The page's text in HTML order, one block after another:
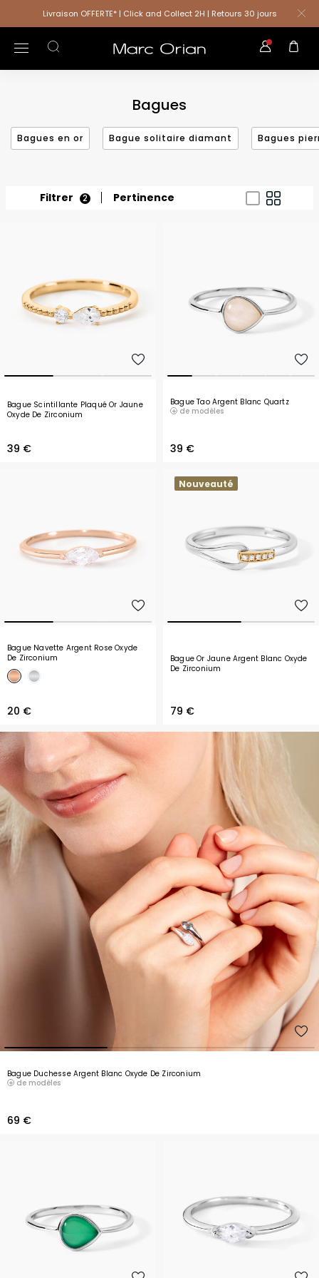
Livraison OFFERTE* | Click and Collect 2H | Retours 30 jours
Bagues
Bagues en or Bague solitaire diamant Bagues
Filtrer 2 Pertinence
Bague Scintillante Plaqué Or Jaune
Oxyde De Zirconium
39 €
Bague Tao Argent Blanc Quartz
de modèles
39 €
Bague Navette Argent Rose Oxyde
De Zirconium
20 €
Nouveauté
Bague Or Jaune Argent Blanc Oxyde
De Zirconium
79 €
Bague Duchesse Argent Blanc Oxyde De Zirconium
de modèles
69 €